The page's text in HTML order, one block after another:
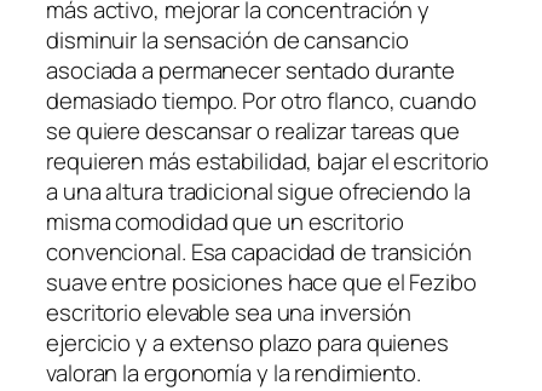
más activo, mejorar la concentración y
disminuir la sensación de cansancio
asociada a permanecer sentado durante
demasiado tiempo. Por otro flanco, cuando
se quiere descansar o realizar tareas que
requieren más estabilidad, bajar el escritorio
a una altura tradicional sigue ofreciendo la
misma comodidad que un escritorio
convencional. Esa capacidad de transición
suave entre posiciones hace que el Fezibo
escritorio elevable sea una inversión
ejercicio y a extenso plazo para quienes
valoran la ergonomía y la rendimiento.